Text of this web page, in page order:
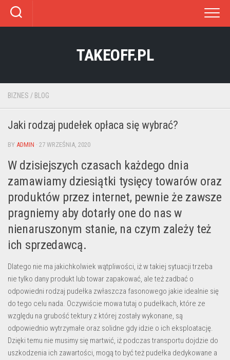
Skip
content
TAKEOFF.PL
BIZNES / BLOG
Jaki rodzaj pudełek opłaca się wybrać?
BY ADMIN · 27 WRZEŚNIA, 2020
W dzisiejszych czasach każdego dnia
zamawiamy dziesiątki tysięcy towarów oraz
produktów przez internet, pewnie że zawsze
pragniemy aby dotarły one do nas w
nienaruszonym stanie, na czym zależy też
ich sprzedawcą.
Dlatego nie ma jakichkolwiek wątpliwości, iż w takiej sytuacji trzeba
nie tylko dany produkt lub towar zapakować, ale też zadbać o
odpowiedni rodzaj pudełka zwłaszcza fasonowego jakie idealnie się
do tego celu nada. Oczywiście mowa tutaj o pudełkach, które ze
względu na grubość tektury z której zostały wykonane, są
odpowiednio wytrzymałe oraz solidne gdy idzie o ich eksploatację.
Dzięki temu nie musimy się martwić, iż podczas transportu dojdzie do
uszkodzenia ich zawartości, mogą to być też pudełka dedykowane a